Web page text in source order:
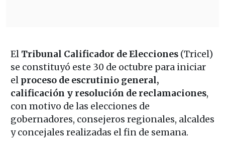
El Tribunal Calificador de Elecciones(Tricel)
se constituyó este 30 de octubre para iniciar
el proceso de escrutinio general,
calificación y resolución de reclamaciones,
con motivo de las elecciones de
gobernadores, consejeros regionales, alcaldes
y concejales realizadas el fin de semana.